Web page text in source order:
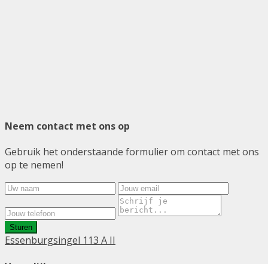
Neem contact met ons op
Gebruik het onderstaande formulier om contact met ons
op te nemen!
Sturen
Essenburgsingel 113 A II